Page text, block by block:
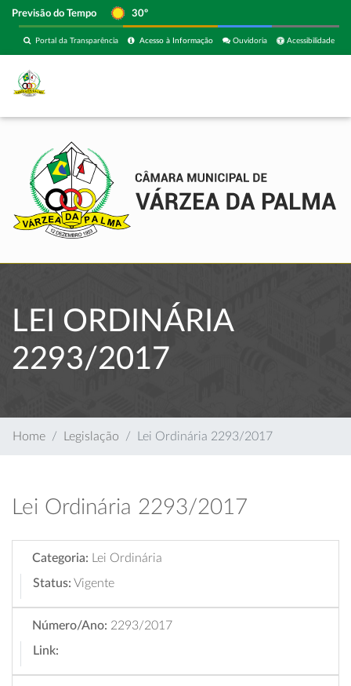
Previsão do Tempo 30º
Acessibilidade
Ouvidoria
Acesso à Informação
Portal da Transparência
LEI ORDINÁRIA
2293/2017
Home Legislação Lei Ordinária 2293/2017
Lei Ordinária 2293/2017
Categoria:
Lei Ordinária
Status: Vigente
Número/Ano: 2293/2017
Link: